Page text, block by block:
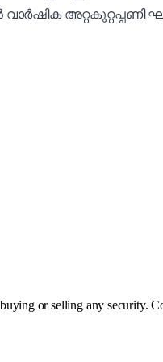
അറ്റകുറ്റപ്പണി
or selling any security.